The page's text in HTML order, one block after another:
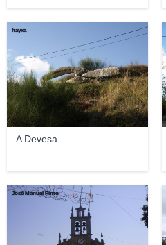
A Devesa
hayxa
José Manuel Pinto